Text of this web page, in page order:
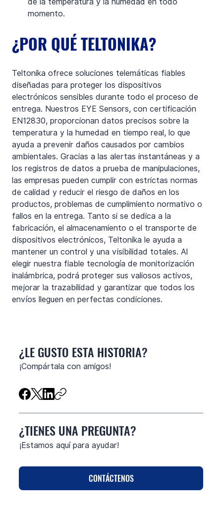
momento.
¿POR QUÉ TELTONIKA?
Teltonika ofrece soluciones telemáticas fiables
diseñadas para proteger los dispositivos
electrónicos sensibles durante todo el proceso de
entrega. Nuestros EYE Sensors, con certificación
EN12830, proporcionan datos precisos sobre la
temperatura y la humedad en tiempo real, lo que
ayuda a prevenir daños causados por cambios
ambientales. Gracias a las alertas instantáneas y a
los registros de datos a prueba de manipulaciones,
las empresas pueden cumplir con estrictas normas
de calidad y reducir el riesgo de daños en los
productos, problemas de cumplimiento normativo o
fallos en la entrega. Tanto si se dedica a la
fabricación, el almacenamiento o el transporte de
dispositivos electrónicos, Teltonika le ayuda a
mantener un control y una visibilidad totales. Al
elegir nuestra fiable tecnología de monitorización
inalámbrica, podrá proteger sus valiosos activos,
mejorar la trazabilidad y garantizar que todos los
envíos lleguen en perfectas condiciones.
¿LE GUSTO ESTA HISTORIA?
​¡Compártala con amigos!
¿TIENES UNA PREGUNTA?
¡Estamos aquí para ayudar!
CONTÁCTENOS